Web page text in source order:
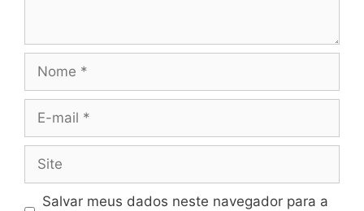
Salvar meus dados neste navegador para a